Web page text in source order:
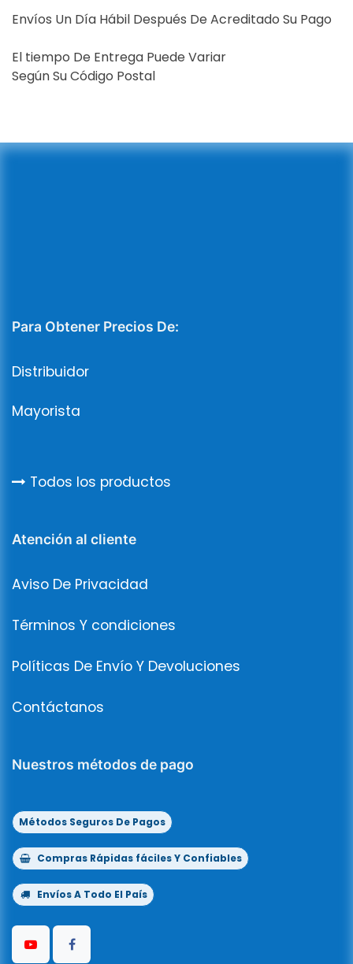
Envíos Un Día Hábil Después De Acreditado Su Pago
El tiempo De Entrega Puede Variar
Según Su Código Postal
Para Obtener Precios De:
Distribuidor
Mayorista
Todos los productos
Atención al cliente
Aviso De Privacidad
Términos Y condiciones
Políticas De Envío Y Devoluciones
Contáctanos
Nuestros métodos de pago
Métodos Seguros De Pagos
Compras Rápidas fáciles Y Confiables
Envíos A Todo El País